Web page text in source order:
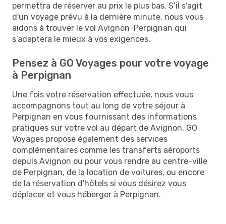
permettra de réserver au prix le plus bas. S’il s'agit
d'un voyage prévu à la dernière minute, nous vous
aidons à trouver le vol Avignon-Perpignan qui
s’adaptera le mieux à vos exigences.
Pensez à GO Voyages pour votre voyage
à Perpignan
Une fois votre réservation effectuée, nous vous
accompagnons tout au long de votre séjour à
Perpignan en vous fournissant des informations
pratiques sur votre vol au départ de Avignon. GO
Voyages propose également des services
complémentaires comme les transferts aéroports
depuis Avignon ou pour vous rendre au centre-ville
de Perpignan, de la location de voitures, ou encore
de la réservation d'hôtels si vous désirez vous
déplacer et vous héberger à Perpignan.